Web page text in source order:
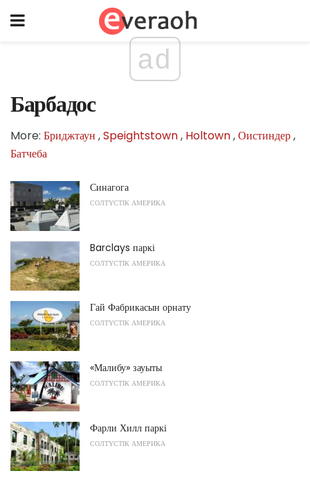
ad
Барбадос
More: Бриджтаун ,Speightstown, Holtown,Оистиндер,
Батчеба
Синагога
СОЛТҮСТІК АМЕРИКА
Barclays паркі
СОЛТҮСТІК АМЕРИКА
Гай Фабрикасын орнату
СОЛТҮСТІК АМЕРИКА
«Малибу» зауыты
СОЛТҮСТІК АМЕРИКА
Фарли Хилл паркі
СОЛТҮСТІК АМЕРИКА